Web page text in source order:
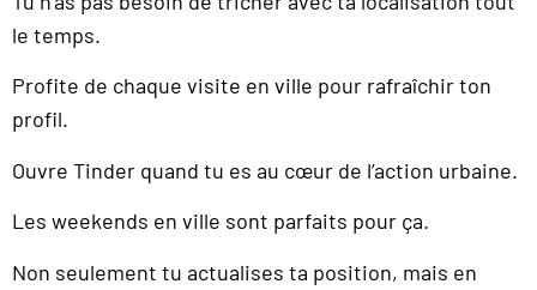
le temps.
Profite de chaque visite en ville pour rafraîchir ton
profil.
Ouvre Tinder quand tu es au cœur de l’action urbaine.
Les weekends en ville sont parfaits pour ça.
Non seulement tu actualises ta position, mais en